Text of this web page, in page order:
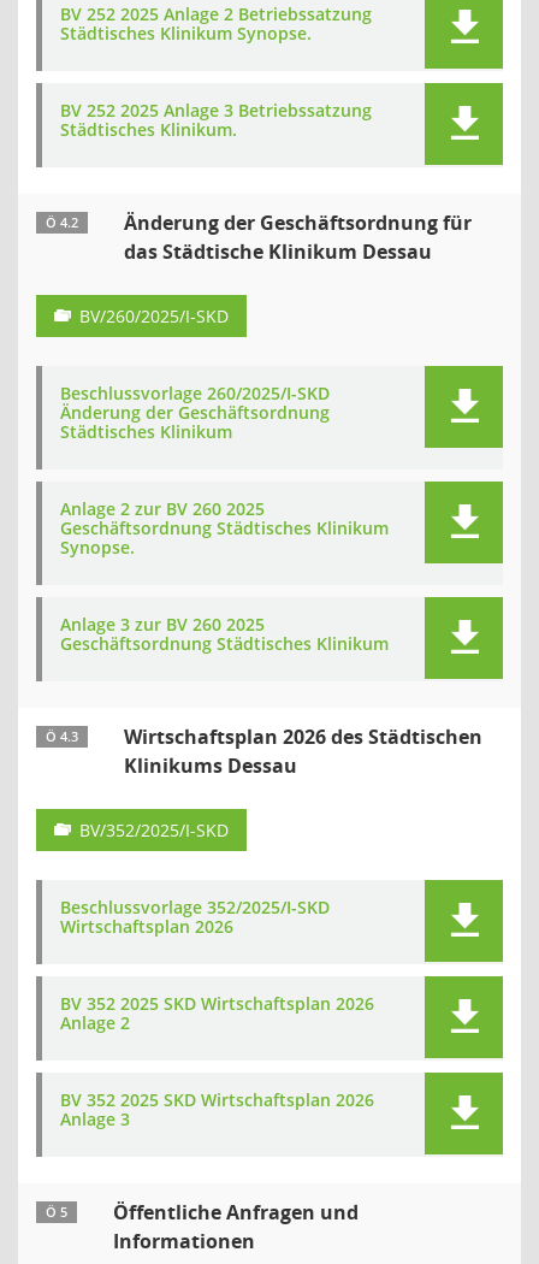
BV 252 2025 Anlage 2 Betriebssatzung
Städtisches Klinikum Synopse.
BV 252 2025 Anlage 3 Betriebssatzung
Städtisches Klinikum.
Ö 4.2
Änderung der Geschäftsordnung für
das Städtische Klinikum Dessau
BV/260/2025/I-SKD
Beschlussvorlage 260/2025/I-SKD
Änderung der Geschäftsordnung
Städtisches Klinikum
Anlage 2 zur BV 260 2025
Geschäftsordnung Städtisches Klinikum
Synopse.
Anlage 3 zur BV 260 2025
Geschäftsordnung Städtisches Klinikum
Ö 4.3
Wirtschaftsplan 2026 des Städtischen
Klinikums Dessau
BV/352/2025/I-SKD
Beschlussvorlage 352/2025/I-SKD
Wirtschaftsplan 2026
BV 352 2025 SKD Wirtschaftsplan 2026
Anlage 2
BV 352 2025 SKD Wirtschaftsplan 2026
Anlage 3
Ö 5
Öffentliche Anfragen und
Informationen